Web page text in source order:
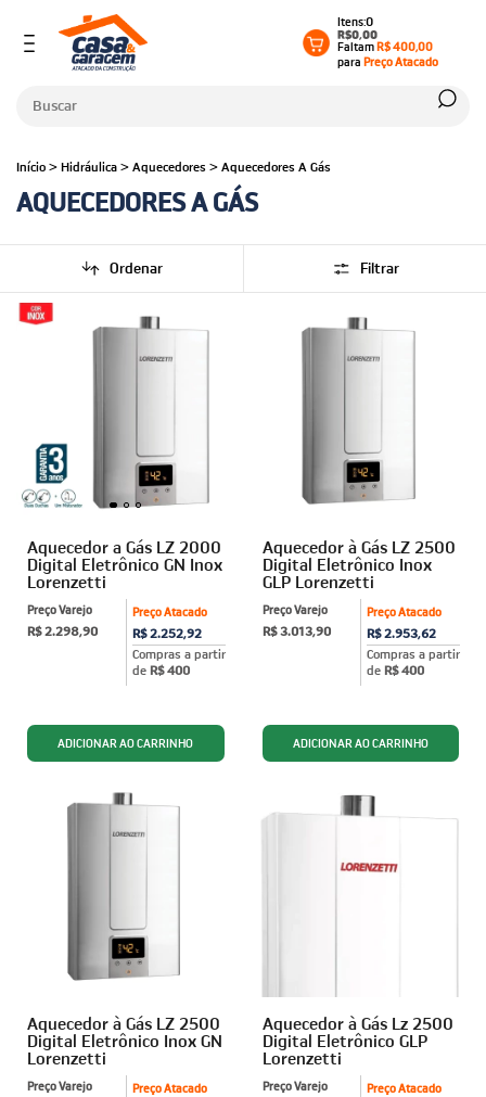
0
R$0,00
FaltamR$ 400,00
paraPreço Atacado
Início > Hidráulica > Aquecedores > Aquecedores A Gás
AQUECEDORES A GÁS
Ordenar Filtrar
Aquecedor a Gás LZ 2000
Digital Eletrônico GN Inox
Lorenzetti
Preço Atacado
R$ 2.252,92
Compras a partir
de R$ 400
Preço Varejo
R$ 2.298,90
Aquecedor à Gás LZ 2500
Digital Eletrônico Inox
GLP Lorenzetti
Preço Atacado
R$ 2.953,62
Compras a partir
de R$ 400
Preço Varejo
R$ 3.013,90
Aquecedor à Gás LZ 2500
Digital Eletrônico Inox GN
Lorenzetti
Preço Atacado
Preço Varejo
Aquecedor à Gás Lz 2500
Digital Eletrônico GLP
Lorenzetti
Preço Atacado
Preço Varejo